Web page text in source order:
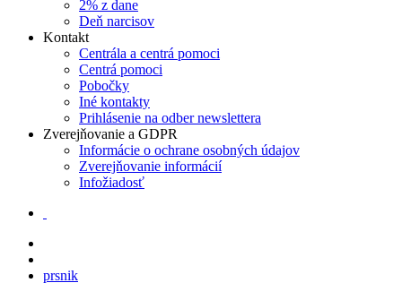
2% z dane
Deň narcisov
Kontakt
Centrála a centrá pomoci
Centrá pomoci
Pobočky
Iné kontakty
Prihlásenie na odber newslettera
Zverejňovanie a GDPR
Informácie o ochrane osobných údajov
Zverejňovanie informácií
Infožiadosť
prsnik